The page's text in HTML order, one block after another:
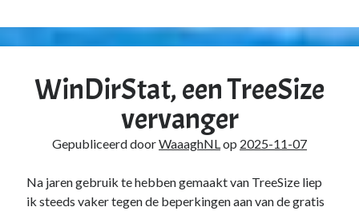
WinDirStat, een TreeSize
vervanger
Gepubliceerd doorWaaaghNL op 2025-11-07
Na jaren gebruik te hebben gemaakt van TreeSize liep
ik steeds vaker tegen de beperkingen aan van de gratis